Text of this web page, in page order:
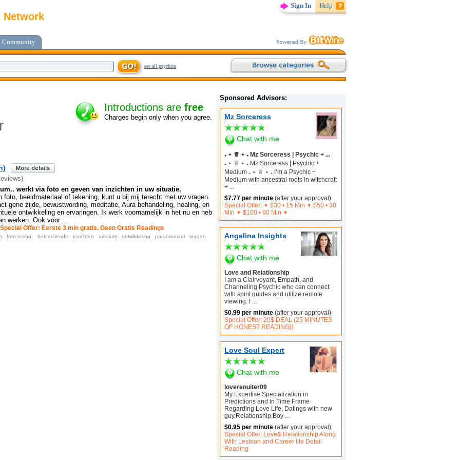
Sign In Help
Network
Community
see all psychics
Sponsored Advisors:
Mz Sorceress
Chat with me
₊ ⋆ ♕ ⋆ ₊ Mz Sorceress | Psychic + ...
₊ ⋆ ♕ ⋆ ₊ Mz Sorceress | Psychic +
Medium ₊ ⋆ ♕ ⋆ ₊ I’m a Psychic +
Medium with ancestral roots in witchcraft
+
$7.77 per minute (after your approval)
Special Offer: ✦︎ $30 • 15 Min ✦ $50 • 30
Min ✦ $100 • 60 Min ✦︎
Angelina Insights
Chat with me
Love and Relationship
I am a Clairvoyant, Empath, and
Channeling Psychic who can connect
with spirit guides and utilize remote
viewing. I
$0.99 per minute (after your approval)
Special Offer: 20$ DEAL (25 MINUTES
OF HONEST READING))
Love Soul Expert
Chat with me
loverenuiter09
My Expertise Specialization in
Predictions and in Time Frame
Regarding Love Life, Datings with new
guy,Relationship,Boy
$0.95 per minute (after your approval)
Special Offer: Love& Relationship Along
With Lesbian and Career life Detail
Reading
Introductions are free
Charges begin only when you agree.
werkt via foto en geven van inzichten in uw situatie.
foto, beeldmateriaal of tekening, kunt u bij mij terecht met uw vragen.
gene zijde, bewustwording, meditatie, Aura behandeling, healing, en
ontwikkeling en ervaringen. Ik werk voornamelijk in het nu en heb
werken. Ook voor...
Special Offer: Eerste 3 min gratis. Geen Gratis Readings
foto lezing. helderziende inzichten medium ontwikkeling paranormaal vragen